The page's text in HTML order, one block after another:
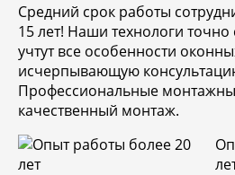
Средний срок работы
15 лет! Наши технологи
учтут все особенности
исчерпывающую
Профессиональные
качественный монтаж.